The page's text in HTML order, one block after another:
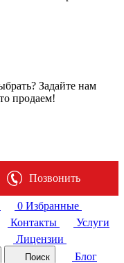
Задайте нам
продаем!
Позвонить
0 Избранные
Контакты
Услуги
Лицензии
Поиск
Блог